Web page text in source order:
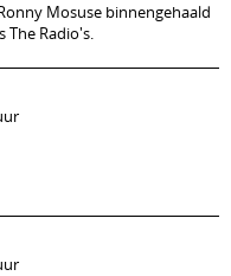
Mosuse binnengehaald
The Radio's.